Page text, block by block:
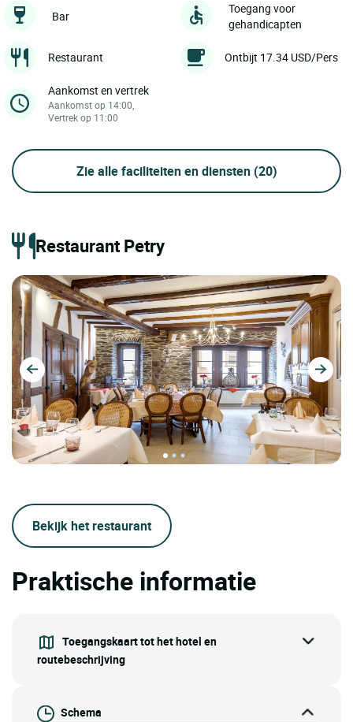
Bar
Toegang voor
gehandicapten
Restaurant Ontbijt 17.34 USD/Pers
Aankomst en vertrek
Aankomst op 14:00,
Vertrek op 11:00
Zie alle faciliteiten en diensten (20)
Restaurant Petry
Bekijk het restaurant
Praktische informatie
Toegangskaart tot het hotel en
routebeschrijving
Schema